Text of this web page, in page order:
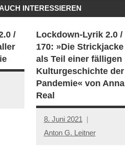
INTERESSIEREN
/
Lockdown-Lyrik 2.0 /
170: »Die Strickjacke
als Teil einer fälligen
Kulturgeschichte der
Pandemie« von Anna
Real
8. Juni 2021
Anton G. Leitner